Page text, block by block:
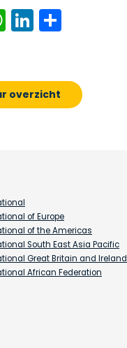
WhatsApp
LinkedIn
overzicht
of Europe
of the Americas
South East Asia Pacific
Great Britain and Ireland
African Federation